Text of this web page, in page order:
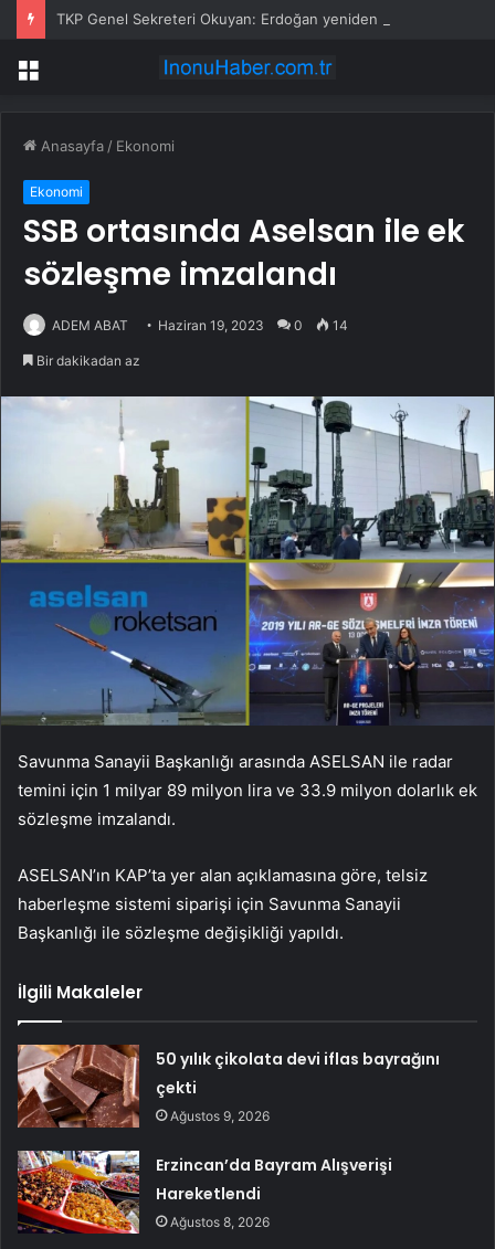
Menü
Anasayfa / Ekonomi
Ekonomi
SSB ortasında Aselsan ile ek
sözleşme imzalandı
ADEM ABAT Haziran 19, 2023 0 14
Bir dakikadan az
Savunma Sanayii Başkanlığı arasında ASELSAN ile radar
temini için 1 milyar 89 milyon lira ve 33.9 milyon dolarlık ek
sözleşme imzalandı.
ASELSAN’ın KAP’ta yer alan açıklamasına göre, telsiz
haberleşme sistemi siparişi için Savunma Sanayii
Başkanlığı ile sözleşme değişikliği yapıldı.
İlgili Makaleler
50 yılık çikolata devi iflas bayrağını
çekti
Ağustos 9, 2026
Erzincan’da Bayram Alışverişi
Hareketlendi
Ağustos 8, 2026